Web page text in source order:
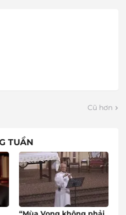
Cũ hơn
TUẦN